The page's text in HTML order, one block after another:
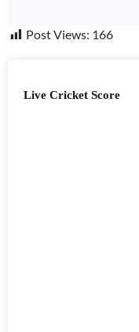
Post Views: 166
Live Cricket Score